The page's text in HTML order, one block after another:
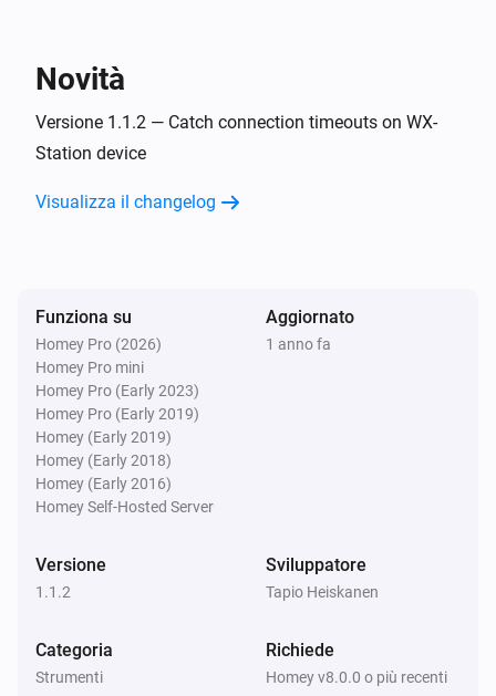
Set air pressure to
Weather Station
Weather Station
Set wind speed to , gust speed to
Wind gust speed (optional)
direction to Wind angle
Novità
Versione 1.1.2 — Catch connection timeouts on WX-
Station device
Visualizza il changelog
Funziona su
Homey Pro (2026)
Homey Pro mini
Homey Pro (Early 2023)
Homey Pro (Early 2019)
Homey (Early 2019)
Homey (Early 2018)
Homey (Early 2016)
Homey Self-Hosted Server
Aggiornato
1 anno fa
Versione
1.1.2
Sviluppatore
Tapio Heiskanen
Categoria
Strumenti
Richiede
Homey v8.0.0 o più recenti